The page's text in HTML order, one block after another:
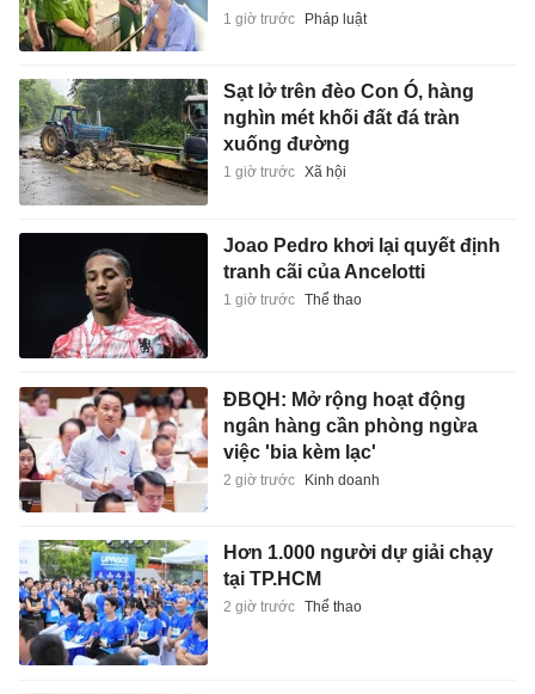
1 giờ trước Pháp luật
Sạt lở trên đèo Con Ó, hàng
nghìn mét khối đất đá tràn
xuống đường
1 giờ trước Xã hội
Joao Pedro khơi lại quyết định
tranh cãi của Ancelotti
1 giờ trước Thể thao
ĐBQH: Mở rộng hoạt động
ngân hàng cần phòng ngừa
việc 'bia kèm lạc'
2 giờ trước Kinh doanh
Hơn 1.000 người dự giải chạy
tại TP.HCM
2 giờ trước Thể thao